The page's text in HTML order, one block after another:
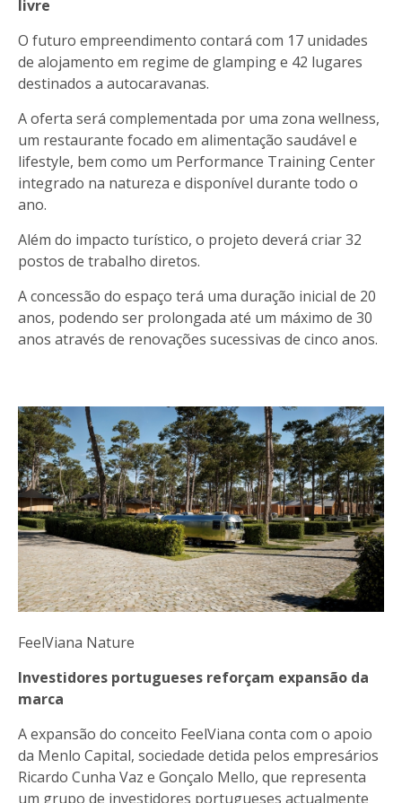
livre
O futuro empreendimento contará com 17 unidades
de alojamento em regime de glamping e 42 lugares
destinados a autocaravanas.
A oferta será complementada por uma zona wellness,
um restaurante focado em alimentação saudável e
lifestyle, bem como um Performance Training Center
integrado na natureza e disponível durante todo o
ano.
Além do impacto turístico, o projeto deverá criar 32
postos de trabalho diretos.
A concessão do espaço terá uma duração inicial de 20
anos, podendo ser prolongada até um máximo de 30
anos através de renovações sucessivas de cinco anos.
FeelViana Nature
Investidores portugueses reforçam expansão da
marca
A expansão do conceito FeelViana conta com o apoio
da Menlo Capital, sociedade detida pelos empresários
Ricardo Cunha Vaz e Gonçalo Mello, que representa
um grupo de investidores portugueses actualmente